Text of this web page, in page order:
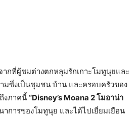
ากที่ผู้ชมต่างตกหลุมรักเกาะโมทูนุยและ
ซึ่งเป็นชุมชน บ้าน และครอบครัวของ
งภาคนี้ “Disney’s Moana 2 โมอาน่า
การของโมทูนุย และได้ไปเยี่ยมเยือน